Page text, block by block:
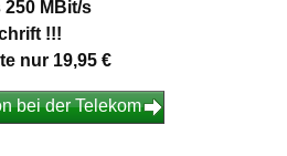
250 MBit/s
!!!
nur 19,95 €
bei der Telekom